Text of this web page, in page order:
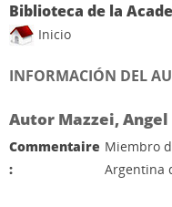
Biblioteca de la
Inicio
INFORMACIÓN DEL
Autor Mazzei, Angel
Commentaire
:
Miembro
Argentina